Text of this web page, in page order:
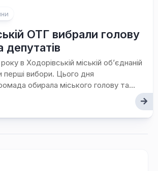
ОТГ вибрали голову
депутатів
в Ходорівській міській об’єднаній
перші вибори. Цього дня
обирала міського голову та...